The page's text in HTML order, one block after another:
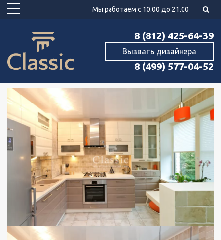
Мы работаем с 10.00 до 21.00
8 (812) 425-64-39
Вызвать дизайнера
8 (499) 577-04-52